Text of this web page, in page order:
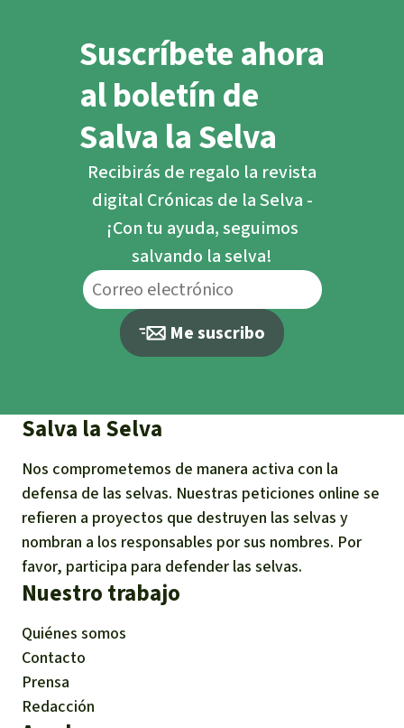
Suscríbete ahora
al boletín de
Salva la Selva
Recibirás de regalo la revista
digital Crónicas de la Selva -
¡Con tu ayuda, seguimos
salvando la selva!
Me suscribo
Salva la Selva
Nos comprometemos de manera activa con la
defensa de las selvas. Nuestras peticiones online se
refieren a proyectos que destruyen las selvas y
nombran a los responsables por sus nombres. Por
favor, participa para defender las selvas.
Nuestro trabajo
Quiénes somos
Contacto
Prensa
Redacción